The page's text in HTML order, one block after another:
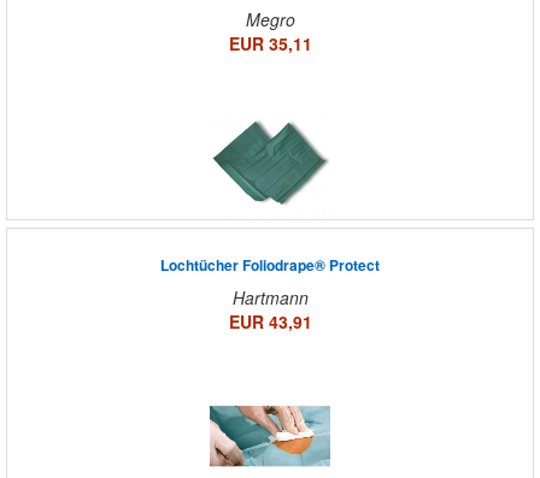
Megro
EUR 35,11
Lochtücher Foliodrape® Protect
Hartmann
EUR 43,91